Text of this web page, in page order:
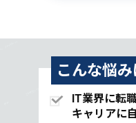
こんな悩
IT業界に転
キャリアに